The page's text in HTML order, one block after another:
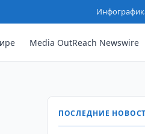
Media OutReach Newswire
ПОСЛЕДНИЕ